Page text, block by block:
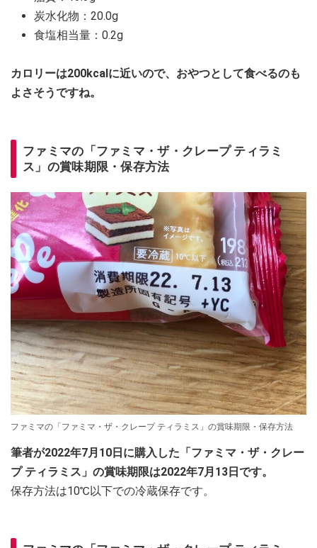
炭水化物：20.0g
食塩相当量：0.2g
カロリーは200kcalに近いので、おやつとして食べるのも
よさそうですね。
ファミマの「ファミマ・ザ・クレープ ティラミ
ス」の賞味期限・保存方法
ファミマの「ファミマ・ザ・クレープ ティラミス」の賞味期限・保存方法
筆者が2022年7月10日に購入した「ファミマ・ザ・クレー
プ ティラミス」の賞味期限は2022年7月13日です。
保存方法は10℃以下での冷蔵保存です。